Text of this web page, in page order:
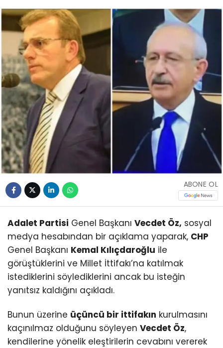
ABONE OL
Adalet Partisi Genel Başkanı Vecdet Öz, sosyal
medya hesabından bir açıklama yaparak, CHP
Genel Başkanı Kemal Kılıçdaroğlu ile
görüştüklerini ve Millet İttifakı’na katılmak
istediklerini söylediklerini ancak bu isteğin
yanıtsız kaldığını açıkladı.
Bunun üzerine üçüncü bir ittifakın kurulmasını
kaçınılmaz olduğunu söyleyen Vecdet Öz,
kendilerine yönelik eleştirilerin cevabını vererek